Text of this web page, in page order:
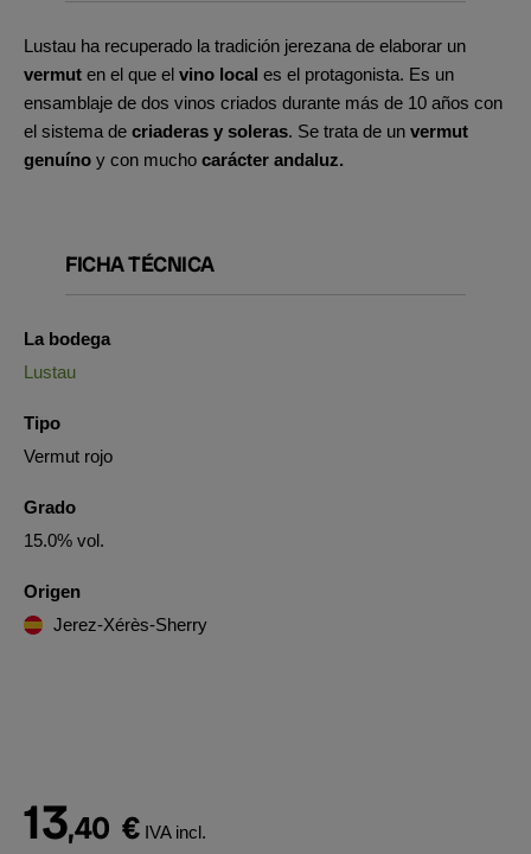
Lustau ha recuperado la tradición jerezana de elaborar un
vermut en el que el vino local es el protagonista. Es un
ensamblaje de dos vinos criados durante más de 10 años con
el sistema de criaderas y soleras. Se trata de un vermut
genuíno y con mucho carácter andaluz.
FICHA TÉCNICA
La bodega
Lustau
Tipo
Vermut rojo
Grado
15.0% vol.
Origen
Jerez-Xérès-Sherry
13,40 € IVA incl.